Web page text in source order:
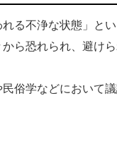
る不浄な状態」と
ら恐れられ、避けら
俗学などにおいて